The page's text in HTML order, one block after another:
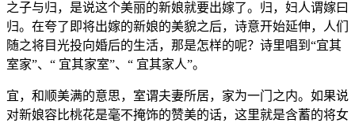
之子与归，是说这个美丽的新娘就要出嫁了。归，妇人谓嫁曰
归。在夸了即将出嫁的新娘的美貌之后，诗意开始延伸，人们
随之将目光投向婚后的生活，那是怎样的呢？诗里唱到“宜其
室家”、“ 宜其家室”、“ 宜其家人”。
宜，和顺美满的意思，室谓夫妻所居，家为一门之内。如果说
对新娘容比桃花是毫不掩饰的赞美的话，这里就是含蓄的将女